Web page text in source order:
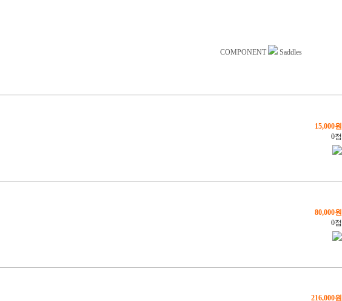
COMPONENT Saddles
15,000원
0점
80,000원
0점
216,000원